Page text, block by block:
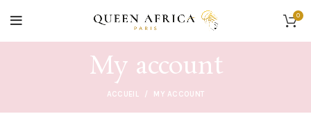
0
My account
ACCUEIL MY ACCOUNT